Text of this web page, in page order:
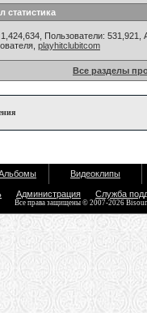
статистика
Пользователи: 531,921,
playhitclubitcom
Все разделы
Видеоклипы
Администрация Служба
Все права защищены © 2007-2026